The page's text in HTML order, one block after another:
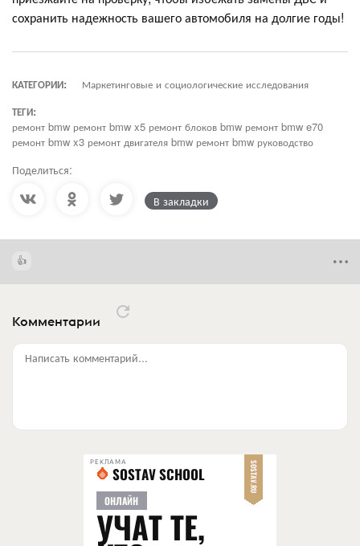
сохранить надежность вашего автомобиля на долгие годы!
КАТЕГОРИИ:
Маркетинговые и социологические исследования
ТЕГИ:
ремонт bmw ремонт bmw x5 ремонт блоков bmw ремонт bmw e70
ремонт bmw x3 ремонт двигателя bmw ремонт bmw руководство
Поделиться:
В закладки
Комментарии
Написать комментарий...
РЕКЛАМА